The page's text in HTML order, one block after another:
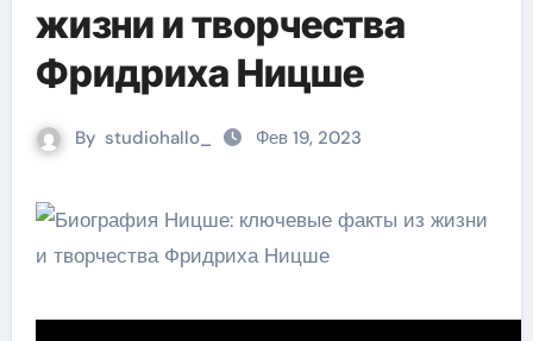
жизни и творчества
Фридриха Ницше
By studiohallo_ Фев 19, 2023